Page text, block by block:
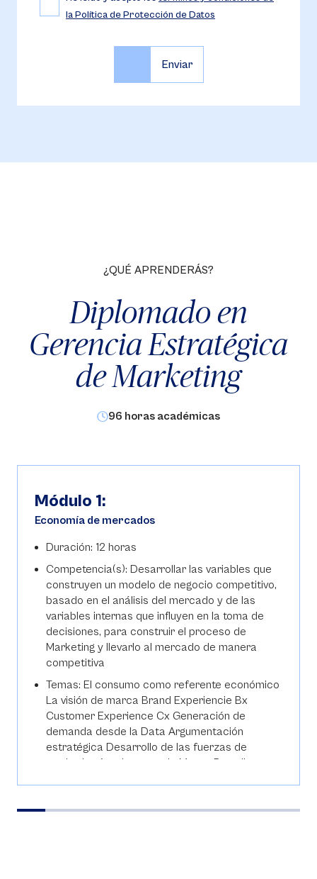
la Política de Protección de Datos
¿QUÉ APRENDERÁS?
Diplomado en
Gerencia Estratégica
de Marketing
96 horas académicas
Módulo 1:
Economía de mercados
Duración: 12 horas
Competencia(s): Desarrollar las variables que
construyen un modelo de negocio competitivo,
basado en el análisis del mercado y de las
variables internas que influyen en la toma de
decisiones, para construir el proceso de
Marketing y llevarlo al mercado de manera
competitiva
Temas: El consumo como referente económico
La visión de marca Brand Experiencie Bx
Customer Experience Cx Generación de
demanda desde la Data Argumentación
estratégica Desarrollo de las fuerzas de
marketing Arquitectura de Marca Branding
Segmentación Resultados Previstos de